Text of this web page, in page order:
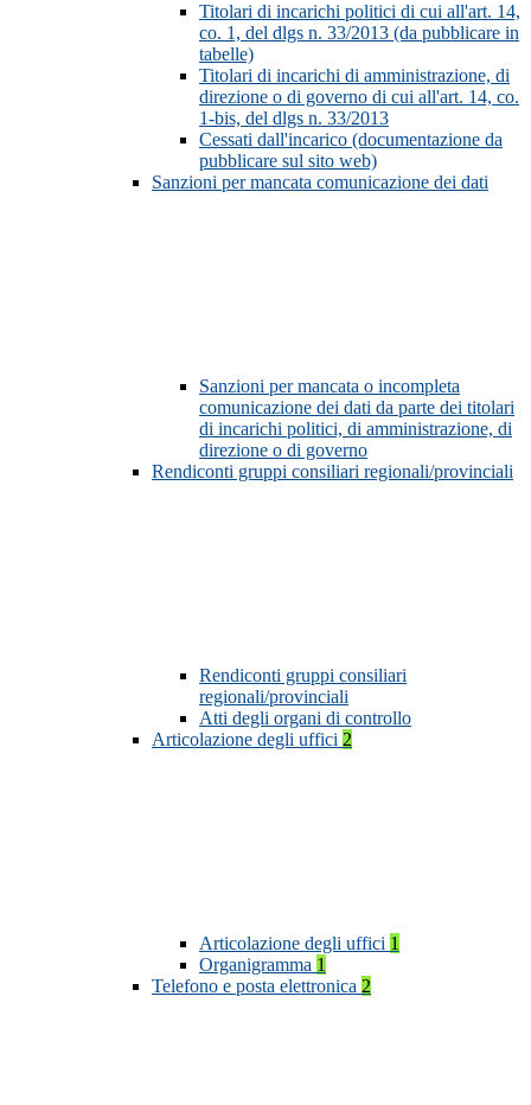
Titolari di incarichi politici di cui all'art. 14,
co. 1, del dlgs n. 33/2013 (da pubblicare in
tabelle)
Titolari di incarichi di amministrazione, di
direzione o di governo di cui all'art. 14, co.
1-bis, del dlgs n. 33/2013
Cessati dall'incarico (documentazione da
pubblicare sul sito web)
Sanzioni per mancata comunicazione dei dati
Sanzioni per mancata o incompleta
comunicazione dei dati da parte dei titolari
di incarichi politici, di amministrazione, di
direzione o di governo
Rendiconti gruppi consiliari regionali/provinciali
Rendiconti gruppi consiliari
regionali/provinciali
Atti degli organi di controllo
Articolazione degli uffici 2
Articolazione degli uffici 1
Organigramma 1
Telefono e posta elettronica 2